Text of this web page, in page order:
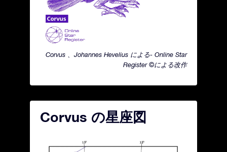
Corvus 、Johannes Hevelius による- Online Star
Register ©による改作
Corvus の星座図